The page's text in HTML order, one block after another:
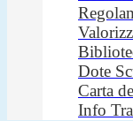
Dote
Carta
Info